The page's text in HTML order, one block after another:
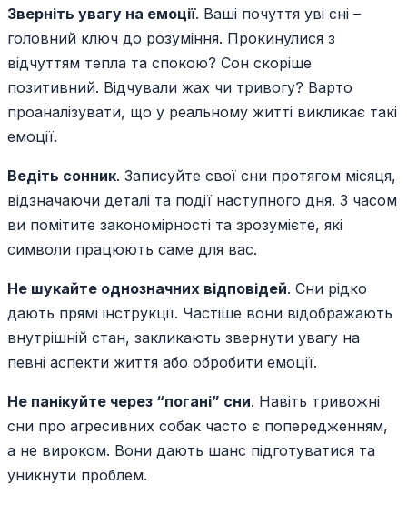
Зверніть увагу на емоції. Ваші почуття уві сні –
головний ключ до розуміння. Прокинулися з
відчуттям тепла та спокою? Сон скоріше
позитивний. Відчували жах чи тривогу? Варто
проаналізувати, що у реальному житті викликає такі
емоції.
Ведіть сонник. Записуйте свої сни протягом місяця,
відзначаючи деталі та події наступного дня. З часом
ви помітите закономірності та зрозумієте, які
символи працюють саме для вас.
Не шукайте однозначних відповідей. Сни рідко
дають прямі інструкції. Частіше вони відображають
внутрішній стан, закликають звернути увагу на
певні аспекти життя або обробити емоції.
Не панікуйте через “погані” сни. Навіть тривожні
сни про агресивних собак часто є попередженням,
а не вироком. Вони дають шанс підготуватися та
уникнути проблем.